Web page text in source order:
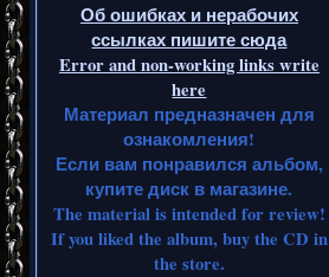
Об ошибках и нерабочих
ссылках пишите сюда
Error and non-working links write
here
Материал предназначен для
ознакомления!
Если вам понравился альбом,
купите диск в магазине.
The material is intended for review!
If you liked the album, buy the CD in
the store.